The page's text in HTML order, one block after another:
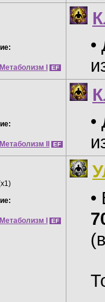
I EF
•
II EF
•
I EF
•